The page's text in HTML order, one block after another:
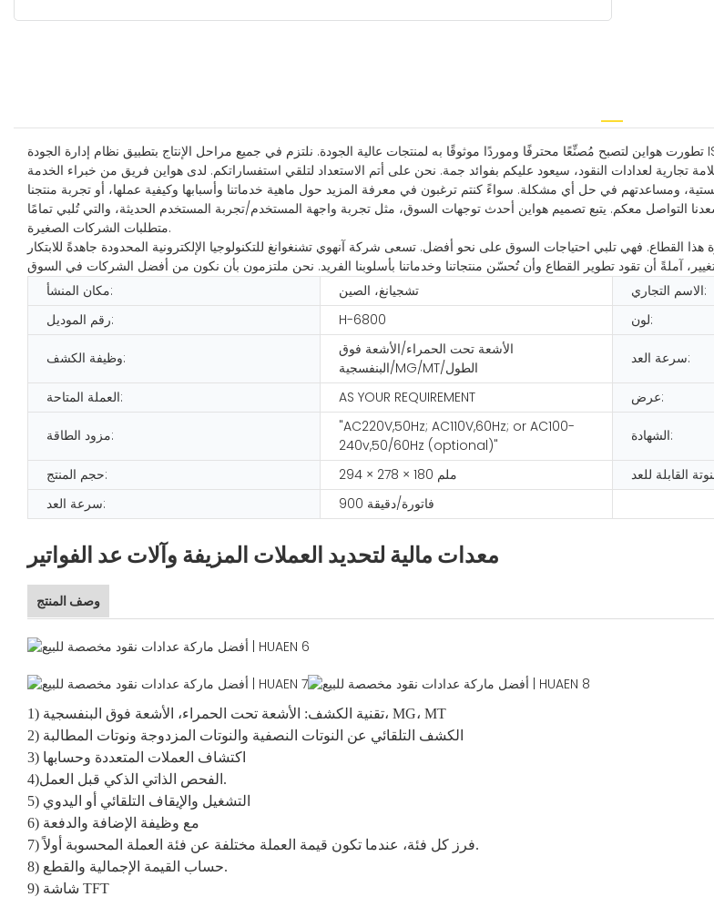
تطورت هواين لتصبح مُصنِّعًا محترفًا وموردًا موثوقًا به لمنتجات عالية الجودة. نلتزم في جميع مراحل الإنتاج بتطبيق نظام إدارة الجودة ISO. منذ تأسيسنا، نلتزم دائمًا بالابتكار المستقل والإدارة العلمية والتحسين المستمر، ونقدم
تجارية لعدادات النقود، سيعود عليكم بفوائد جمة. نحن على أتم الاستعداد لتلقي استفساراتكم. لدى هواين فريق من خبراء الخدمة
ومساعدتهم في حل أي مشكلة. سواءً كنتم ترغبون في معرفة المزيد حول ماهية خدماتنا وأسبابها وكيفية عملها، أو تجربة منتجنا
التواصل معكم. يتبع تصميم هواين أحدث توجهات السوق، مثل تجربة واجهة المستخدم/تجربة المستخدم الحديثة، والتي تُلبي تمامًا
متطلبات الشركات الصغيرة.
القطاع. فهي تلبي احتياجات السوق على نحو أفضل. تسعى شركة آنهوي تشنغوانغ للتكنولوجيا الإلكترونية المحدودة جاهدةً للابتكار
مكان المنشأ:
تشجيانغ، الصين الاسم التجاري:
رقم الموديل:
H-6800 لون:
وظيفة الكشف:
الأشعة تحت الحمراء/الأشعة فوق
البنفسجية/MG/MT/الطول
سرعة العد:
العملة المتاحة: AS YOUR REQUIREMENT عرض:
مزود الطاقة:
"AC220V,50Hz; AC110V,60Hz; or AC100-
240v,50/60Hz (optional)"
الشهادة:
حجم المنتج: 294 × 278 × 180 ملم
سرعة العد:
900 فاتورة/دقيقة
معدات مالية لتحديد العملات المزيفة وآلات عد الفواتير
وصف المنتج
1) تقنية الكشف: الأشعة تحت الحمراء، الأشعة فوق البنفسجية، MG، MT
2) الكشف التلقائي عن النوتات النصفية والنوتات المزدوجة ونوتات المطالبة
3) اكتشاف العملات المتعددة وحسابها
4)الفحص الذاتي الذكي قبل العمل.
5) التشغيل والإيقاف التلقائي أو اليدوي
6) مع وظيفة الإضافة والدفعة
7) فرز كل فئة، عندما تكون قيمة العملة مختلفة عن فئة العملة المحسوبة أولاً.
8) حساب القيمة الإجمالية والقطع.
9) شاشة TFT